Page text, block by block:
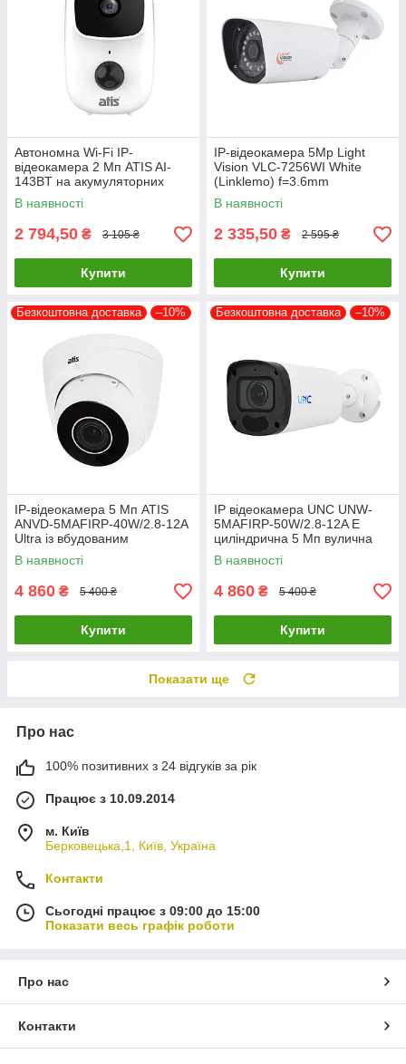
Автономна Wi-Fi IP-
відеокамера 2 Мп ATIS AI-
143BT на акумуляторних
батареях з підтримкою Tuya
Smart
В наявності
2 794,50 ₴ 3 105 ₴
Купити
IP-відеокамера 5Mp Light
Vision VLC-7256WI White
(Linklemo) f=3.6mm
В наявності
2 335,50 ₴ 2 595 ₴
Купити
Безкоштовна доставка –10%
IP-відеокамера 5 Мп ATIS
ANVD-5MAFIRP-40W/2.8-12A
Ultra із вбудованим
мікрофоном для системи
В наявності
4 860 ₴ 5 400 ₴
Купити
Безкоштовна доставка –10%
IP відеокамера UNC UNW-
5MAFIRP-50W/2.8-12A E
циліндрична 5 Мп вулична
для відеоспостереження з
моторизованим об'єктивом
В наявності
4 860 ₴ 5 400 ₴
Купити
Показати ще
Про нас
100% позитивних з 24 відгуків за рік
Працює з 10.09.2014
м. Київ
Берковецька,1, Київ, Україна
Контакти
Сьогодні працює з 09:00 до 15:00
Показати весь графік роботи
Про нас
Контакти